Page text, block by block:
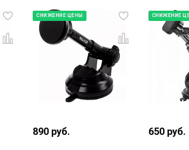
СНИЖЕНИЕ ЦЕНЫ
890 руб.
СНИЖЕНИЕ
650 руб.